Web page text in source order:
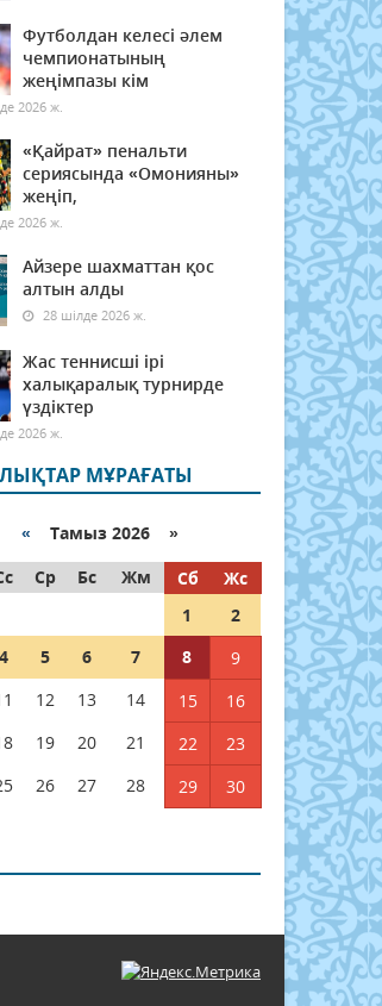
Футболдан келесі әлем
чемпионатының
жеңімпазы кім
2026 ж.
«Қайрат» пенальти
сериясында «Омонияны»
жеңіп,
2026 ж.
Айзере шахматтан қос
алтын алды
28 шілде 2026 ж.
Жас теннисші ірі
халықаралық турнирде
үздіктер
2026 ж.
МҰРАҒАТЫ
« Тамыз 2026 »
Ср Бс Жм Сб
Жс
1
2
4 5 6 7 8
9
12 13 14 15
16
19 20 21 22
23
26 27 28 29
30